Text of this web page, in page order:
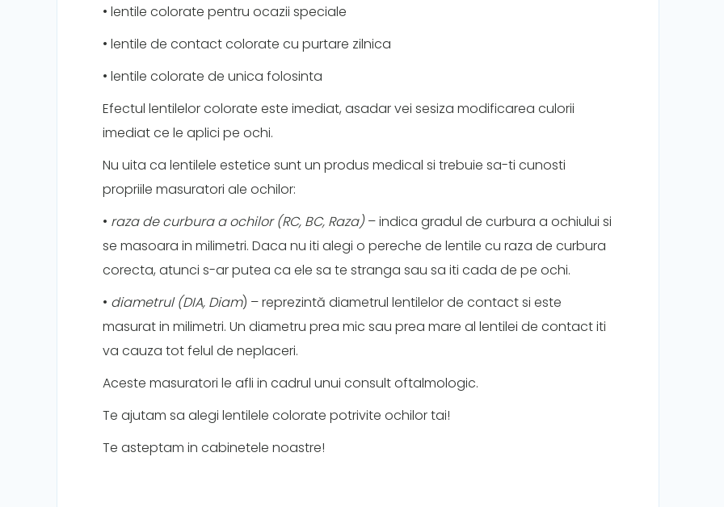
• lentile colorate pentru ocazii speciale
• lentile de contact colorate cu purtare zilnica
• lentile colorate de unica folosinta
Efectul lentilelor colorate este imediat, asadar vei sesiza modificarea culorii
imediat ce le aplici pe ochi.
Nu uita ca lentilele estetice sunt un produs medical si trebuie sa-ti cunosti
propriile masuratori ale ochilor:
• raza de curbura a ochilor (RC, BC, Raza)– indica gradul de curbura a ochiului si
se masoara in milimetri. Daca nu iti alegi o pereche de lentile cu raza de curbura
corecta, atunci s-ar putea ca ele sa te stranga sau sa iti cada de pe ochi.
• diametrul (DIA, Diam) – reprezintă diametrul lentilelor de contact si este
masurat in milimetri. Un diametru prea mic sau prea mare al lentilei de contact iti
va cauza tot felul de neplaceri.
Aceste masuratori le afli in cadrul unui consult oftalmologic.
Te ajutam sa alegi lentilele colorate potrivite ochilor tai!
Te asteptam in cabinetele noastre!